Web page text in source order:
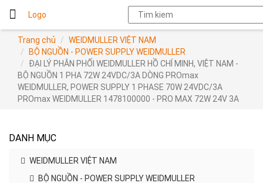
Logo
Trang chủ
WEIDMULLER VIỆT NAM
BỘ NGUỒN - POWER SUPPLY WEIDMULLER
ĐẠI LÝ PHÂN PHỐI WEIDMULLER HỒ CHÍ MINH, VIỆT NAM -
BỘ NGUỒN 1 PHA 72W 24VDC/3A DÒNG PROmax
WEIDMULLER, POWER SUPPLY 1 PHASE 70W 24VDC/3A
PROmax WEIDMULLER 1478100000 - PRO MAX 72W 24V 3A
DANH MỤC
WEIDMULLER VIỆT NAM
BỘ NGUỒN - POWER SUPPLY WEIDMULLER